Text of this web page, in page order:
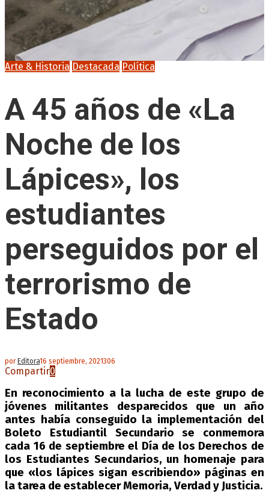
Arte & Historia Destacada Política
A 45 años de «La
Noche de los
Lápices», los
estudiantes
perseguidos por el
terrorismo de
Estado
porEditora16 septiembre, 2021306
Compartir0
En reconocimiento a la lucha de este grupo de
jóvenes militantes desparecidos que un año
antes había conseguido la implementación del
Boleto Estudiantil Secundario se conmemora
cada 16 de septiembre el Día de los Derechos de
los Estudiantes Secundarios, un homenaje para
que «los lápices sigan escribiendo» páginas en
la tarea de establecer Memoria, Verdad y Justicia.